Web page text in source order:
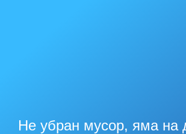
Не убран мусор, яма на